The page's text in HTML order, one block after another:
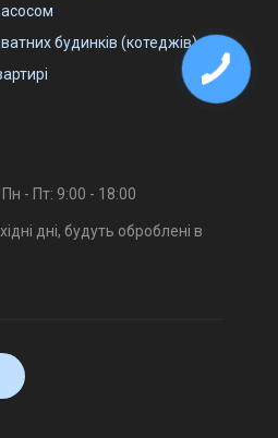
будинків (котеджів)
- Пт: 9:00 - 18:00
дні, будуть оброблені в